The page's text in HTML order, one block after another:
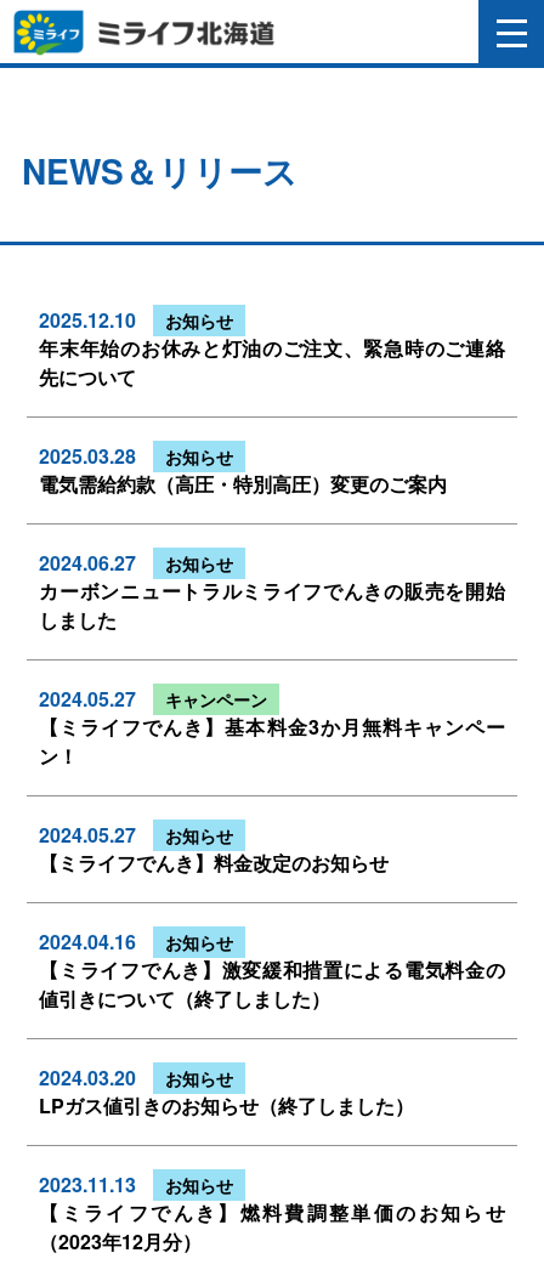
NEWS＆リリース
2025.12.10 お知らせ
年末年始のお休みと灯油のご注文、緊急時のご連絡
先について
2025.03.28 お知らせ
電気需給約款（高圧・特別高圧）変更のご案内
2024.06.27 お知らせ
カーボンニュートラルミライフでんきの販売を開始
しました
2024.05.27 キャンペーン
【ミライフでんき】基本料金3か月無料キャンペー
ン！
2024.05.27 お知らせ
【ミライフでんき】料金改定のお知らせ
2024.04.16 お知らせ
【ミライフでんき】 激変緩和措置による電気料金の
値引きについて （終了しました）
2024.03.20 お知らせ
LPガス値引きのお知らせ（終了しました）
2023.11.13 お知らせ
【ミライフでんき】燃料費調整単価のお知らせ
（2023年12月分）